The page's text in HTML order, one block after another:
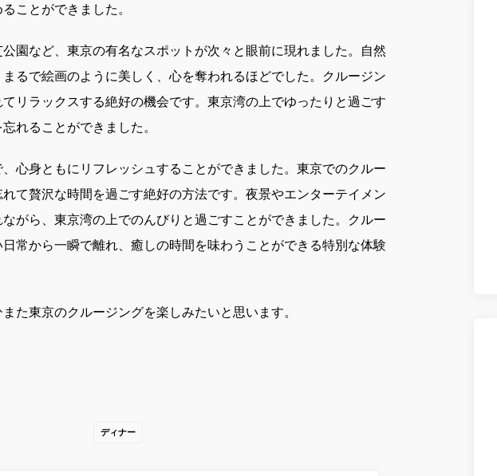
ことができました。
園など、東京の有名なスポットが次々と眼前に現れました。自然
るで絵画のように美しく、心を奪われるほどでした。クルージン
リラックスする絶好の機会です。東京湾の上でゆったりと過ごす
れることができました。
心身ともにリフレッシュすることができました。東京でのクルー
て贅沢な時間を過ごす絶好の方法です。夜景やエンターテイメン
がら、東京湾の上でのんびりと過ごすことができました。クルー
常から一瞬で離れ、癒しの時間を味わうことができる特別な体験
た東京のクルージングを楽しみたいと思います。
ディナー